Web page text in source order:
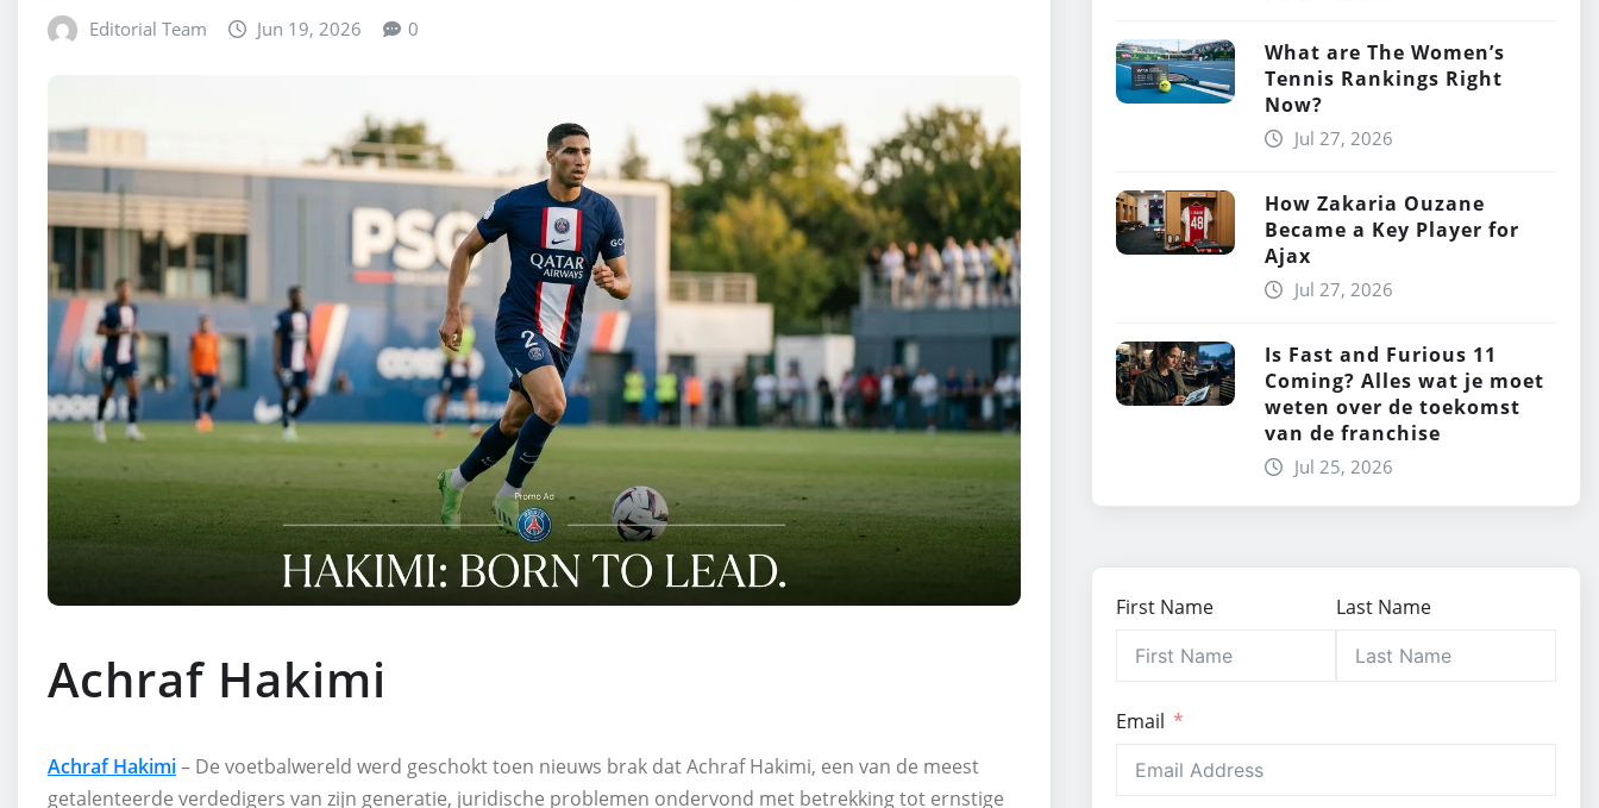
Editorial Team Jun 19, 2026 0
Achraf Hakimi
Achraf Hakimi– De voetbalwereld werd geschokt toen nieuws brak dat Achraf Hakimi, een van de meest
getalenteerde verdedigers van zijn generatie, juridische problemen ondervond met betrekking tot ernstige
What are The Women’s
Tennis Rankings Right
Now?
Jul 27, 2026
How Zakaria Ouzane
Became a Key Player for
Ajax
Jul 27, 2026
Is Fast and Furious 11
Coming? Alles wat je moet
weten over de toekomst
van de franchise
Jul 25, 2026
First Name Last Name
Email